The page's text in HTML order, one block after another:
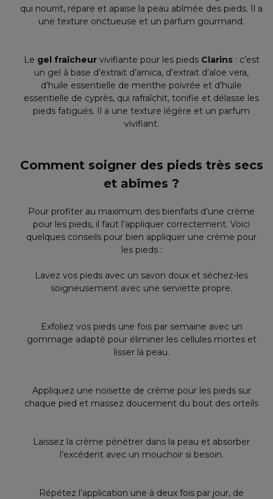
qui nourrit, répare et apaise la peau abîmée des pieds. Il a
une texture onctueuse et un parfum gourmand.
Le gel fraîcheurvivifiante pour les pieds Clarins: c’est
un gel à base d’extrait d’arnica, d’extrait d’aloe vera,
d’huile essentielle de menthe poivrée et d’huile
essentielle de cyprès, qui rafraîchit, tonifie et délasse les
pieds fatigués. Il a une texture légère et un parfum
vivifiant.
Comment soigner des pieds très secs
et abîmes ?
Pour profiter au maximum des bienfaits d’une crème
pour les pieds, il faut l’appliquer correctement. Voici
quelques conseils pour bien appliquer une crème pour
les pieds :
Lavez vos pieds avec un savon doux et séchez-les
soigneusement avec une serviette propre.
Exfoliez vos pieds une fois par semaine avec un
gommage adapté pour éliminer les cellules mortes et
lisser la peau.
Appliquez une noisette de crème pour les pieds sur
chaque pied et massez doucement du bout des orteils
Laissez la crème pénétrer dans la peau et absorber
l’excédent avec un mouchoir si besoin.
Répétez l’application une à deux fois par jour, de